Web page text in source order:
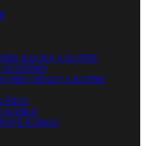
RACKY A KUFRE
SYSTÉMY
PRE OBALY A KUFRE
KÁBLE
KÁBLE